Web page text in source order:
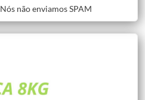
Nós não enviamos SPAM